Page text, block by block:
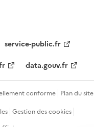
service-public.fr
data.gouv.fr
conforme Plan du site
Gestion des cookies